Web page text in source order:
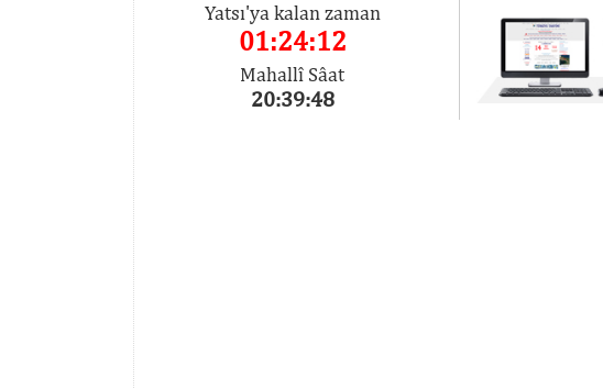
Yatsı'ya kalan zaman
01:24:12
Mahallî Sâat
20:39:48